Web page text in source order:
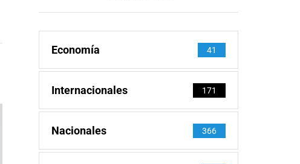
Economía 41
Internacionales 171
Nacionales 366